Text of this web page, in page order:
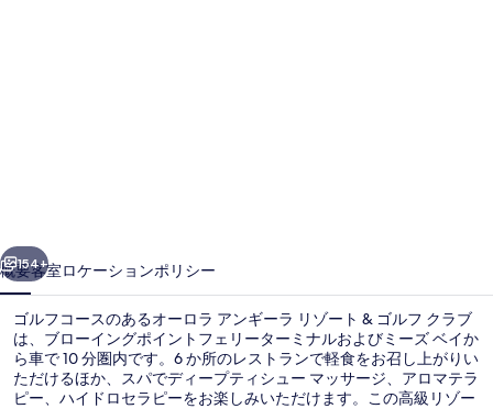
ー
ラ
リ
ゾ
ー
次へ
154+
概要客室ロケーションポリシー
ゴルフコースのあるオーロラ アンギーラ リゾート & ゴルフ クラブ
は、ブローイングポイントフェリーターミナルおよびミーズ ベイか
ら車で 10 分圏内です。6 か所のレストランで軽食をお召し上がりい
ただけるほか、スパでディープティシュー マッサージ、アロマテラ
ピー、ハイドロセラピーをお楽しみいただけます。この高級リゾー